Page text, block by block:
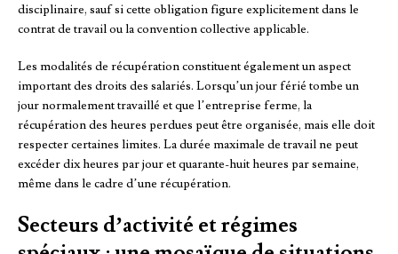
disciplinaire, sauf si cette obligation figure explicitement dans le
contrat de travail ou la convention collective applicable.
Les modalités de récupération constituent également un aspect
important des droits des salariés. Lorsqu’un jour férié tombe un
jour normalement travaillé et que l’entreprise ferme, la
récupération des heures perdues peut être organisée, mais elle doit
respecter certaines limites. La durée maximale de travail ne peut
excéder dix heures par jour et quarante-huit heures par semaine,
même dans le cadre d’une récupération.
Secteurs d’activité et régimes